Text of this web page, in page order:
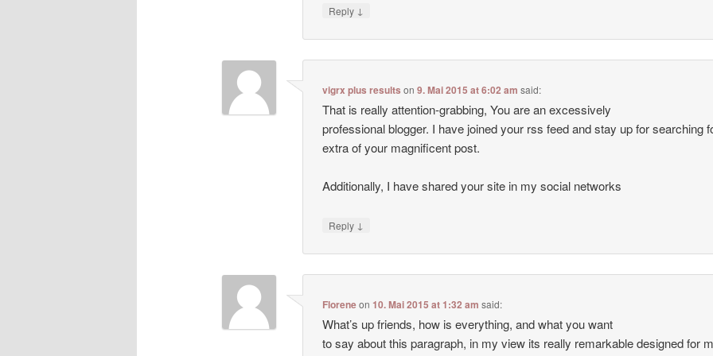
Reply ↓
vigrx plus results on9. Mai 2015 at 6:02 am said:
That is really attention-grabbing, You are an excessively
professional blogger. I have joined your rss feed and stay up for searching
extra of your magnificent post.
Additionally, I have shared your site in my social networks
Reply ↓
Floreneon10. Mai 2015 at 1:32 am said:
What’s up friends, how is everything, and what you want
to say about this paragraph, in my view its really remarkable designed for